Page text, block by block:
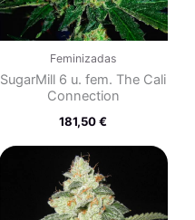
Feminizadas
SugarMill 6 u. fem. The Cali
Connection
181,50€